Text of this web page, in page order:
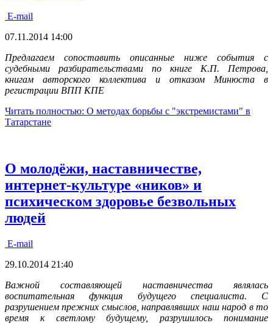
E-mail
07.11.2014 14:00
Предлагаем сопоставить описанные ниже события с
судебными разбирательствами по книге К.П. Петрова,
книгам авторского коллектива и отказом Минюста в
регистрации ВПП КПЕ
Читать полностью: О методах борьбы с "экстремистами" в
Татарстане
О молодёжи, наставничестве,
интернет-культуре «ников» и
психическом здоровье безвольных
людей
E-mail
29.10.2014 21:40
Важной составляющей наставничества являлась
воспитательная функция будущего специалиста. С
разрушением прежних смыслов, направлявших наш народ в то
время к светлому будущему, разрушилось понимание